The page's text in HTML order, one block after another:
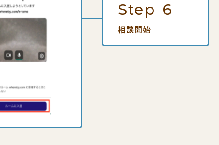
Step 6
相談開始